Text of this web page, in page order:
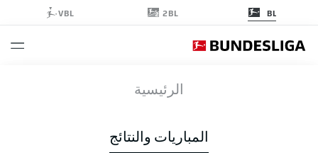
BL
2BL
VBL
الرئيسية
المباريات والنتائج
الجولة 17
موسم 2019-2020